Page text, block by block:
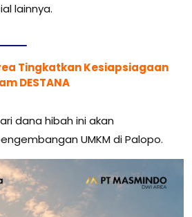
lainnya.
Tingkatkan Kesiapsiagaan
DESTANA
dana hibah ini akan
UMKM di Palopo.